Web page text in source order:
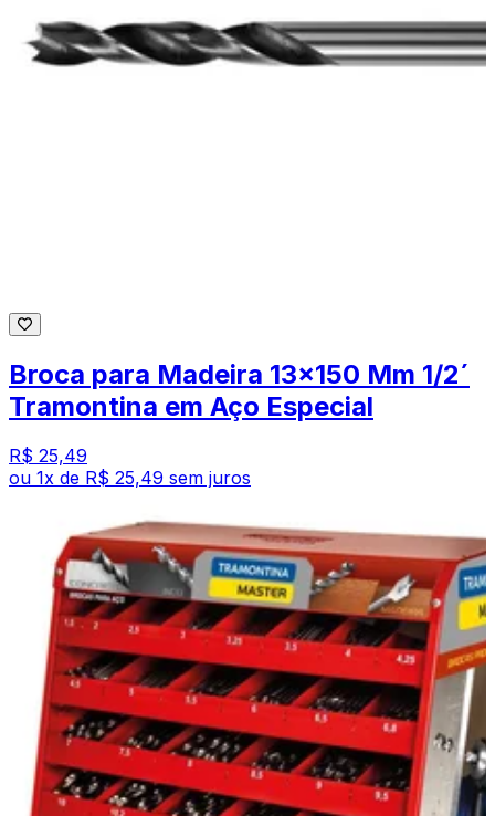
Broca para Madeira 13x150 Mm 1/2´
Tramontina em Aço Especial
R$ 25,49
ou 1x de R$ 25,49 sem juros